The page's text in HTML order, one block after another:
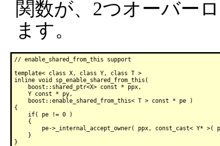
関数が、2つオーバー
ます。
// enable_shared_from_this support
template< class X, class Y, class T >
inline void sp_enable_shared_from_this(
    boost::shared_ptr<X> const * ppx,
    Y const * py,
    boost::enable_shared_from_this< T > const * pe )
{
    if( pe != 0 )
    {
pe->_internal_accept_owner( ppx, const_cast< Y* >(
    }
}